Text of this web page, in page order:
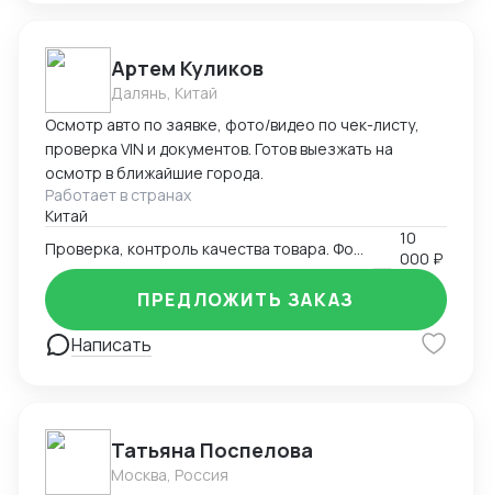
Артем Куликов
Далянь, Китай
Осмотр авто по заявке, фото/видео по чек-листу,
проверка VIN и документов. Готов выезжать на
осмотр в ближайшие города.
Работает в странах
Китай
10
000 ₽
Написать
ПРЕДЛОЖИТЬ ЗАКАЗ
Татьяна Поспелова
Москва, Россия